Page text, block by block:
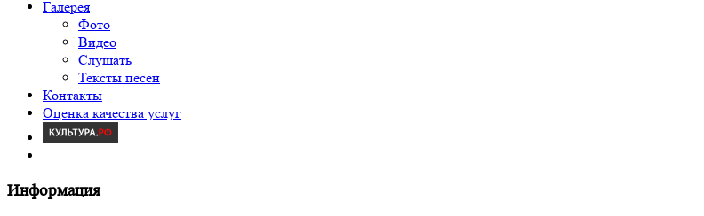
Галерея
Фото
Видео
Слушать
Тексты песен
Контакты
Оценка качества услуг
Информация